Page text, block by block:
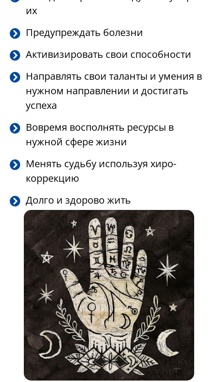
их
Предупреждать болезни
Активизировать свои способности
Направлять свои таланты и умения в
нужном направлении и достигать
успеха
Вовремя восполнять ресурсы в
нужной сфере жизни
Менять судьбу используя хиро-
коррекцию
Долго и здорово жить